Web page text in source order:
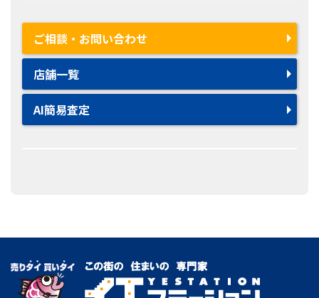
ご相談・お問い合わせ
店舗一覧
AI簡易査定